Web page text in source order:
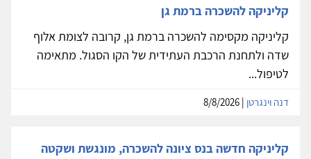
קליניקה להשכרה ברמת גן
קליניקה מקסימה להשכרה ברמת גן, קרובה לצומת אלוף
שדה ולתחנת הרכבת העתידית של הקו הסגול. מתאימה
לטיפול...
דנה וינגרטן
קליניקה חדשה בנס ציונה להשכרה, מונגשת ושקטה